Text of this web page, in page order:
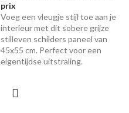
prix
Voeg een vleugje stijl toe aan je
interieur met dit sobere grijze
stilleven schilders paneel van
45x55 cm. Perfect voor een
eigentijdse uitstraling.